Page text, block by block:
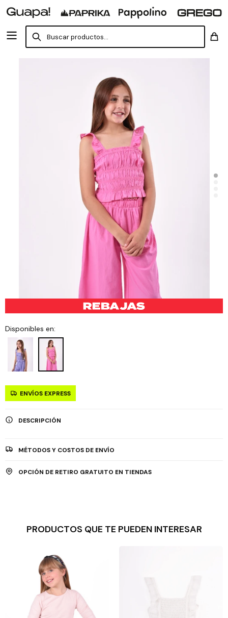
Disponibles en:
ENVÍOS EXPRESS
DESCRIPCIÓN
MÉTODOS Y COSTOS DE ENVÍO
OPCIÓN DE RETIRO GRATUITO EN TIENDAS
PRODUCTOS QUE TE PUEDEN INTERESAR